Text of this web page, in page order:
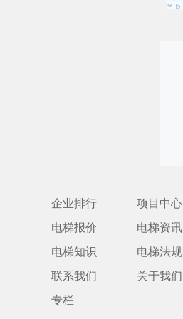
企业排行
项目中心
电梯报价
电梯资讯
电梯知识
电梯法规
联系我们
关于我们
专栏